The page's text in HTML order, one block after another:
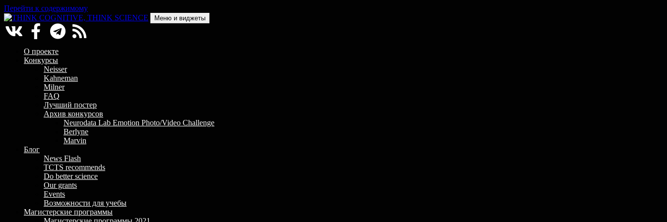
Перейти к содержимому
THINK COGNITIVE, THINK SCIENCE
Научно-образовательный проект в сфере когнитивной науки
Меню и виджеты
О проекте
Конкурсы
Neisser
Kahneman
Milner
FAQ
Лучший постер
Архив конкурсов
Neurodata Lab Emotion Photo/Video Challenge
Berlyne
Marvin
Блог
News Flash
TCTS recommends
Do better science
Our grants
Events
Возможности для учебы
Магистерские программы